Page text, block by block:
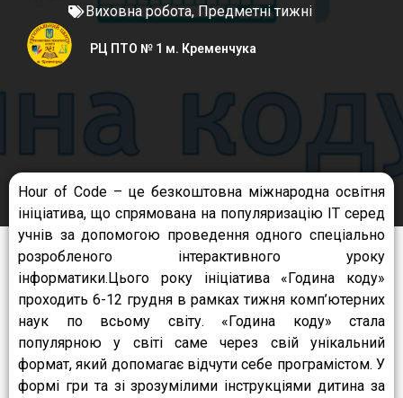
Виховна робота, Предметні тижні
РЦ ПТО № 1 м. Кременчука
Hour of Code – це безкоштовна міжнародна освітня
ініціатива, що спрямована на популяризацію ІТ серед
учнів за допомогою проведення одного спеціально
розробленого інтерактивного уроку
інформатики.Цього року ініціатива «Година коду»
проходить 6-12 грудня в рамках тижня комп’ютерних
наук по всьому світу. «Година коду» стала
популярною у світі саме через свій унікальний
формат, який допомагає відчути себе програмістом. У
формі гри та зі зрозумілими інструкціями дитина за